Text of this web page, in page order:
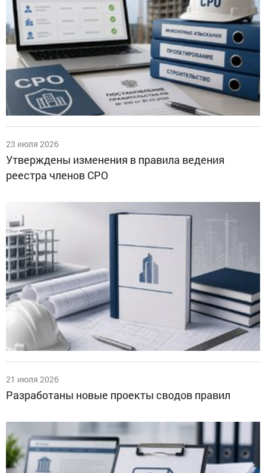
23 июля 2026
Утверждены изменения в правила ведения
реестра членов СРО
21 июля 2026
Разработаны новые проекты сводов правил